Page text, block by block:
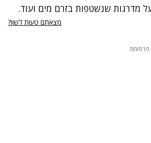
מדרגות שנשטפות בזרם מים ועוד.
מצאתם טעות לשון?
פרסומת